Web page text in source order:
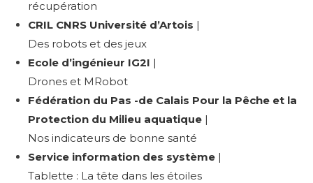
récupération
CRIL CNRS Université d’Artois |
Des robots et des jeux
Ecole d’ingénieur IG2I |
Drones et MRobot
Fédération du Pas -de Calais Pour la Pêche et la
Protection du Milieu aquatique |
Nos indicateurs de bonne santé
Service information des système |
Tablette : La tête dans les étoiles